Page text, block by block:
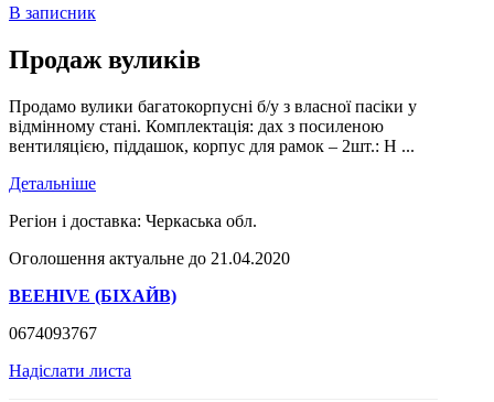
В записник
Продаж вуликів
Продамо вулики багатокорпусні б/у з власної пасіки у
відмінному стані. Комплектація: дах з посиленою
вентиляцією, піддашок, корпус для рамок – 2шт.: Н ...
Детальніше
Регіон і доставка: Черкаська обл.
Оголошення актуальне до 21.04.2020
BEEHIVE (БІХАЙВ)
0674093767
Надіслати листа